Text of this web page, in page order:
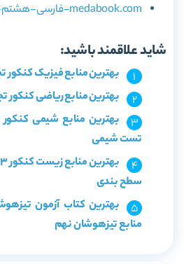
medabook.com-فارسی-هشتم-سری-iQ.pdf
شاید علاقمند باشید:
بهترین منابع فیزیک کنکور
بهترین منابع ریاضی کنکور
تست شیمی
سطح بندی
منابع تیزهوشان نهم